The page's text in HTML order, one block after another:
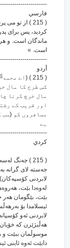
فارسي
( 215 ) از تو
کردید، پس برای
ماندگان است. و هر
است. »
أردو
( 215 ) (اے
کس طرح کا مال
مال خرچ کرنا
اور قریب کے
مسافروں کو (سب
ہے
كردي
( 215 ) جه‌نگ
جه‌سته لای گرانه
لابردنی
له‌وه‌دا بێت،
بێت، بێگومان هه‌ر
ئیسلامدا بۆ
لابردنی ئه‌و
هه‌ڵبژێرن که خۆیان
موسوڵمان ببێت و
دابێت ئه‌وه ئاینی